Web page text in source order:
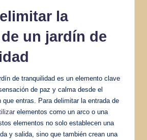
la
un jardín de
de tranquilidad es un elemento clave
de paz y calma desde el
que entras. Para delimitar la entrada de
elementos como un arco o una
elementos no solo establecen una
y salida, sino que también crean una